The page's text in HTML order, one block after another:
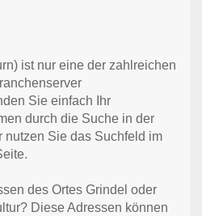
ist nur eine der zahlreichen
Sie einfach Ihr
durch die Suche in der
nutzen Sie das Suchfeld im
des Ortes Grindel oder
Diese Adressen können